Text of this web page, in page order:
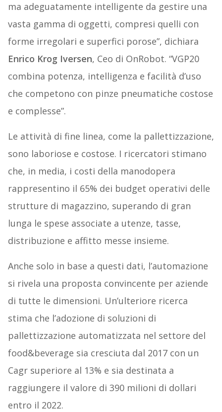
ma adeguatamente intelligente da gestire una
vasta gamma di oggetti, compresi quelli con
forme irregolari e superfici porose”, dichiara
Enrico Krog Iversen, Ceo di OnRobot. “VGP20
combina potenza, intelligenza e facilità d’uso
che competono con pinze pneumatiche costose
e complesse”.
Le attività di fine linea, come la pallettizzazione,
sono laboriose e costose. I ricercatori stimano
che, in media, i costi della manodopera
rappresentino il 65% dei budget operativi delle
strutture di magazzino, superando di gran
lunga le spese associate a utenze, tasse,
distribuzione e affitto messe insieme.
Anche solo in base a questi dati, l’automazione
si rivela una proposta convincente per aziende
di tutte le dimensioni. Un’ulteriore ricerca
stima che l’adozione di soluzioni di
pallettizzazione automatizzata nel settore del
food&beverage sia cresciuta dal 2017 con un
Cagr superiore al 13% e sia destinata a
raggiungere il valore di 390 milioni di dollari
entro il 2022.